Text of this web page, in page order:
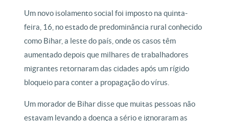
Um novo isolamento social foi imposto na quinta-
feira, 16, no estado de predominância rural conhecido
como Bihar, a leste do país, onde os casos têm
aumentado depois que milhares de trabalhadores
migrantes retornaram das cidades após um rígido
bloqueio para conter a propagação do vírus.
Um morador de Bihar disse que muitas pessoas não
estavam levando a doença a sério e ignoraram as